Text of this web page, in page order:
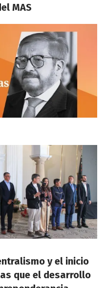
MAS
y el inicio
que el desarrollo